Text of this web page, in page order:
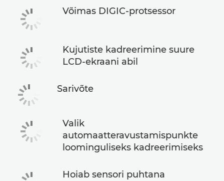
Võimas DIGIC-protsessor
Kujutiste kadreerimine suure
LCD-ekraani abil
Sarivõte
Valik
automaatteravustamispunkte
loominguliseks kadreerimiseks
Hoiab sensori puhtana